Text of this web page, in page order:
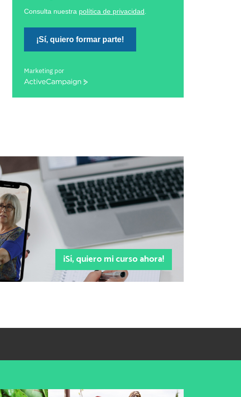
Consulta nuestra política de privacidad
¡Sí, quiero formar parte!
Marketing por
ActiveCampaign
¡Sí, quiero mi curso ahora!